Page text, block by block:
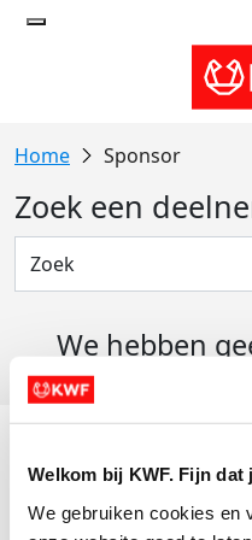
Welkom bij KWF. Fijn
We gebruiken cookies en
Sponsor
Zoek een
We hebben
Actiematerialen
Evenementen